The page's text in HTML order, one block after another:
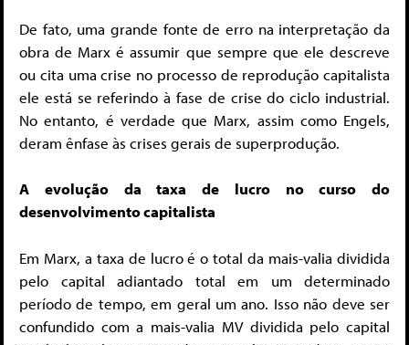
De fato, uma grande fonte de erro na interpretação da
obra de Marx é assumir que sempre que ele descreve
ou cita uma crise no processo de reprodução capitalista
ele está se referindo à fase de crise do ciclo industrial.
No entanto, é verdade que Marx, assim como Engels,
deram ênfase às crises gerais de superprodução.
A evolução da taxa de lucro no curso do
desenvolvimento capitalista
Em Marx, a taxa de lucro é o total da mais-valia dividida
pelo capital adiantado total em um determinado
período de tempo, em geral um ano. Isso não deve ser
confundido com a mais-valia MV dividida pelo capital